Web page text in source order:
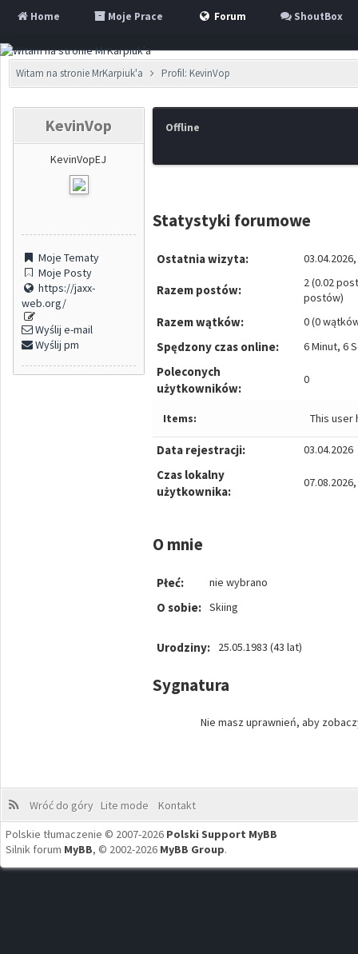
Home Moje Prace Forum ShoutBox
Witam na stronie MrKarpiuk'a Profil: KevinVop
KevinVop
KevinVopEJ
Moje Tematy
Moje Posty
https://jaxx-
web.org/
Wyślij e-mail
Wyślij pm
Offline
Statystyki forumowe
Ostatnia wizyta:
Razem postów:
2 (0.02
postów)
Razem wątków: 0 (0
Spędzony czas online: 6 Minut, 6
Poleconych
użytkowników:
0
Items: This user
Data rejestracji: 03.04.2026
Czas lokalny
użytkownika:
O mnie
Płeć: nie wybrano
O sobie: Skiing
Urodziny: 25.05.1983 (43 lat)
Sygnatura
Nie masz uprawnień, aby
Wróć do góry Lite mode
Kontakt
Polskie tłumaczenie © 2007-2026 Polski Support MyBB
Silnik forum MyBB, © 2002-2026 MyBB Group.